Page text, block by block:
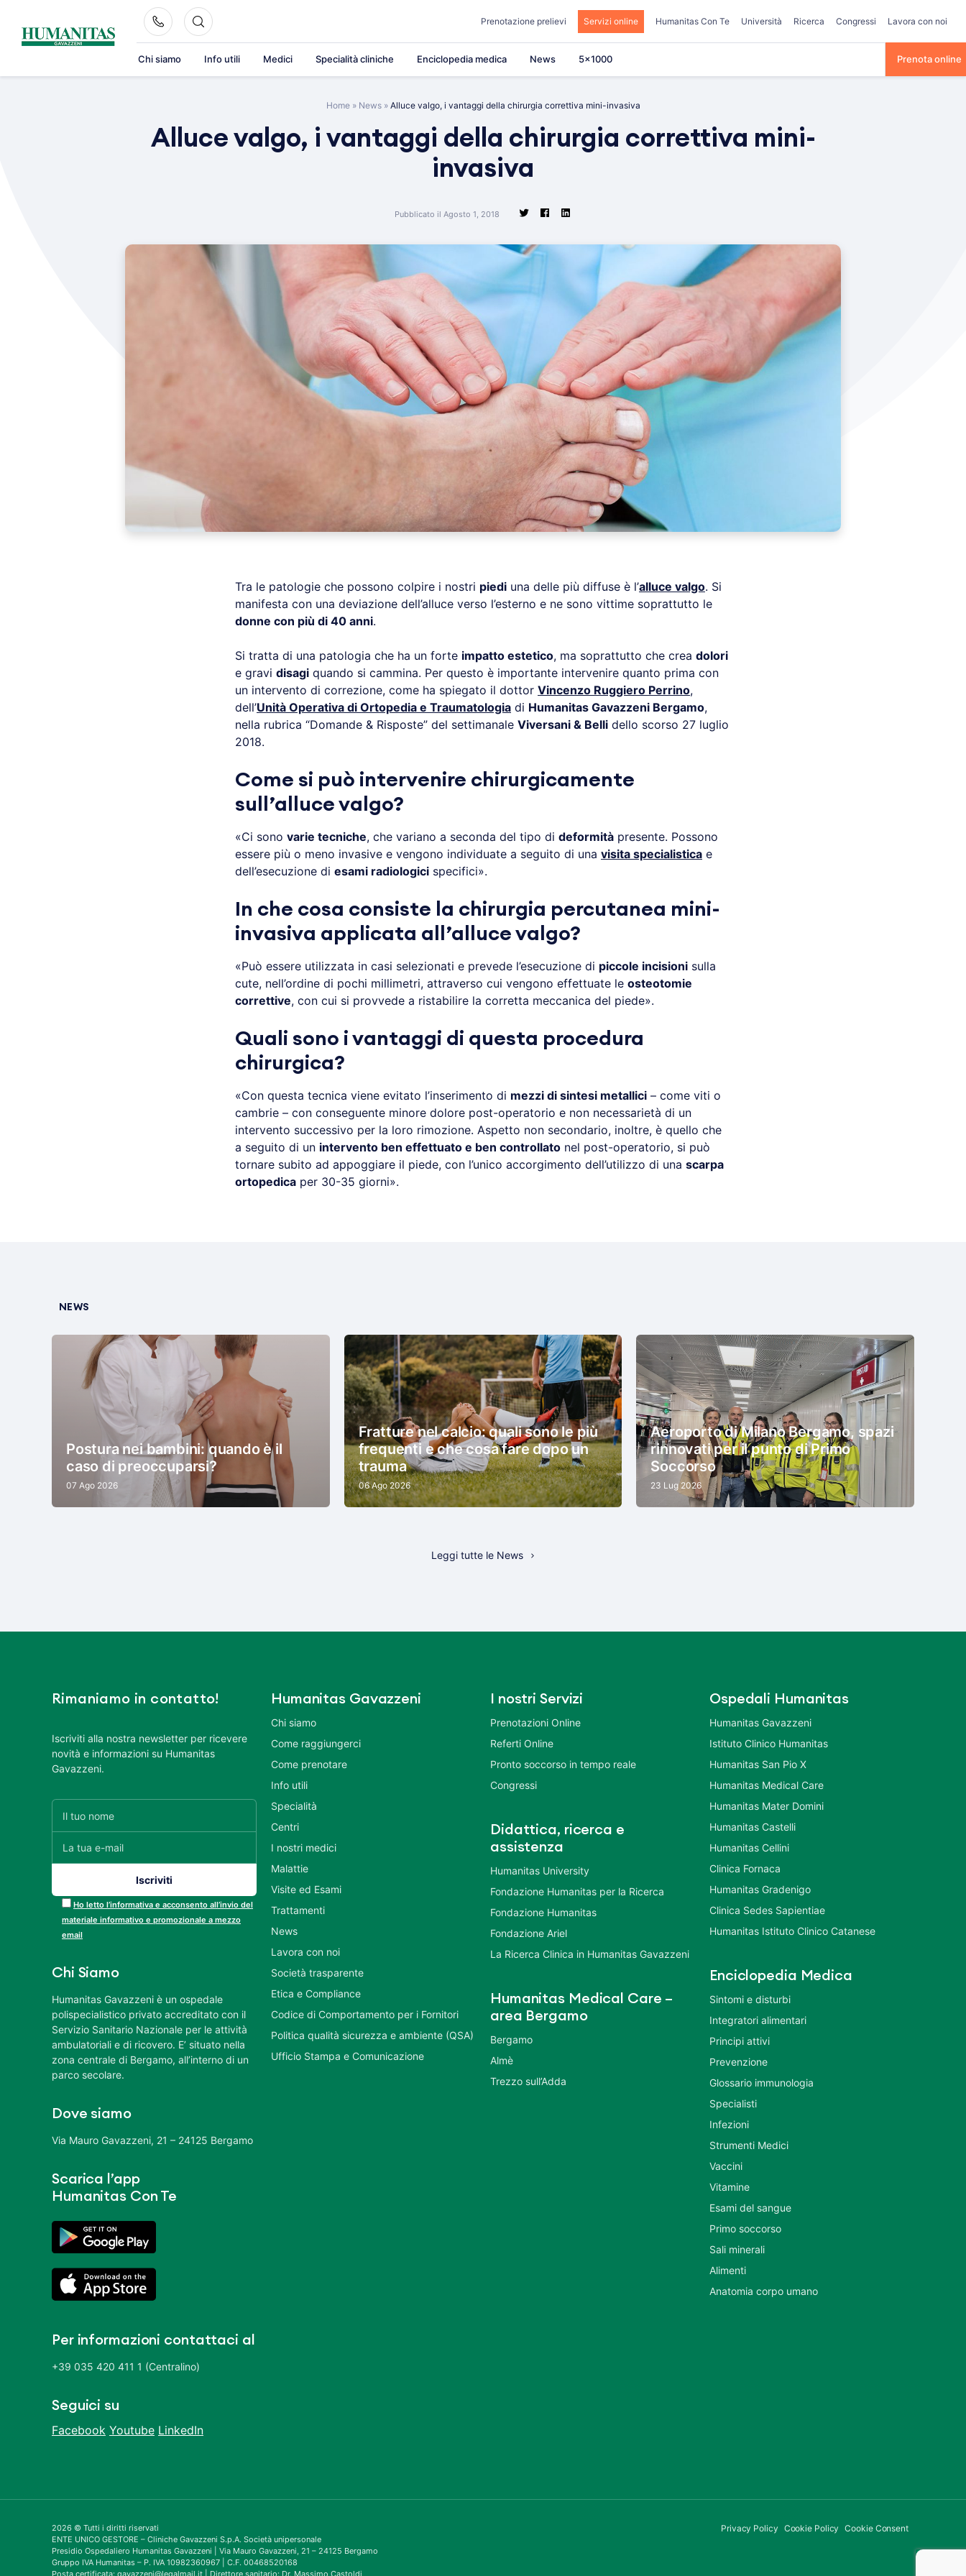
content
Prenotazione prelievi Servizi online Humanitas Con Te Università Ricerca Congressi Lavora con noi
Chi siamo Info utili Medici Specialità cliniche Enciclopedia medica News 5×1000 Prenota online
Home» News» Alluce valgo, i vantaggi della chirurgia correttiva mini-invasiva
Alluce valgo, i vantaggi della chirurgia correttiva mini-
invasiva
Pubblicato il Agosto 1, 2018
Tra le patologie che possono colpire i nostri piedi una delle più diffuse è l’alluce valgo. Si
manifesta con una deviazione dell’alluce verso l’esterno e ne sono vittime soprattutto le
donne con più di 40 anni.
Si tratta di una patologia che ha un forte impatto estetico, ma soprattutto che crea dolori
e gravi disagi quando si cammina. Per questo è importante intervenire quanto prima con
un intervento di correzione, come ha spiegato il dottor Vincenzo Ruggiero Perrino,
dell’Unità Operativa di Ortopedia e Traumatologia di Humanitas Gavazzeni Bergamo,
nella rubrica “Domande & Risposte” del settimanale Viversani & Belli dello scorso 27 luglio
2018.
Come si può intervenire chirurgicamente
sull’alluce valgo?
«Ci sono varie tecniche, che variano a seconda del tipo di deformità presente. Possono
essere più o meno invasive e vengono individuate a seguito di una visita specialistica e
dell’esecuzione di esami radiologici specifici».
In che cosa consiste la chirurgia percutanea mini-
invasiva applicata all’alluce valgo?
«Può essere utilizzata in casi selezionati e prevede l’esecuzione di piccole incisioni sulla
cute, nell’ordine di pochi millimetri, attraverso cui vengono effettuate le osteotomie
correttive, con cui si provvede a ristabilire la corretta meccanica del piede».
Quali sono i vantaggi di questa procedura
chirurgica?
«Con questa tecnica viene evitato l’inserimento di mezzi di sintesi metallici – come viti o
cambrie – con conseguente minore dolore post-operatorio e non necessarietà di un
intervento successivo per la loro rimozione. Aspetto non secondario, inoltre, è quello che
a seguito di un intervento ben effettuato e ben controllato nel post-operatorio, si può
tornare subito ad appoggiare il piede, con l’unico accorgimento dell’utilizzo di una scarpa
ortopedica per 30-35 giorni».
NEWS
Postura nei bambini: quando è il
caso di preoccuparsi?
07 Ago 2026
Fratture nel calcio: quali sono le più
frequenti e che cosa fare dopo un
trauma
06 Ago 2026
Aeroporto di Milano Bergamo, spazi
rinnovati per il punto di Primo
Soccorso
23 Lug 2026
Leggi tutte le News
Rimaniamo in contatto!
Iscriviti alla nostra newsletter per ricevere
novità e informazioni su Humanitas
Gavazzeni.
Ho letto l’informativa e acconsento all’invio del
materiale informativo e promozionale a mezzo
email
Chi Siamo
Humanitas Gavazzeni è un ospedale
polispecialistico privato accreditato con il
Servizio Sanitario Nazionale per le attività
ambulatoriali e di ricovero. E’ situato nella
zona centrale di Bergamo, all’interno di un
parco secolare.
Dove siamo
Via Mauro Gavazzeni, 21 – 24125 Bergamo
Scarica l’app
Humanitas Con Te
Per informazioni contattaci al
+39 035 420 411 1 (Centralino)
Seguici su
Facebook Youtube LinkedIn
Humanitas Gavazzeni
Chi siamo
Come raggiungerci
Come prenotare
Info utili
Specialità
Centri
I nostri medici
Malattie
Visite ed Esami
Trattamenti
News
Lavora con noi
Società trasparente
Etica e Compliance
Codice di Comportamento per i Fornitori
Politica qualità sicurezza e ambiente (QSA)
Ufficio Stampa e Comunicazione
I nostri Servizi
Prenotazioni Online
Referti Online
Pronto soccorso in tempo reale
Congressi
Didattica, ricerca e
assistenza
Humanitas University
Fondazione Humanitas per la Ricerca
Fondazione Humanitas
Fondazione Ariel
La Ricerca Clinica in Humanitas Gavazzeni
Humanitas Medical Care –
area Bergamo
Bergamo
Almè
Trezzo sull’Adda
Ospedali Humanitas
Humanitas Gavazzeni
Istituto Clinico Humanitas
Humanitas San Pio X
Humanitas Medical Care
Humanitas Mater Domini
Humanitas Castelli
Humanitas Cellini
Clinica Fornaca
Humanitas Gradenigo
Clinica Sedes Sapientiae
Humanitas Istituto Clinico Catanese
Enciclopedia Medica
Sintomi e disturbi
Integratori alimentari
Principi attivi
Prevenzione
Glossario immunologia
Specialisti
Infezioni
Strumenti Medici
Vaccini
Vitamine
Esami del sangue
Primo soccorso
Sali minerali
Alimenti
Anatomia corpo umano
2026 © Tutti i diritti riservati
ENTE UNICO GESTORE – Cliniche Gavazzeni S.p.A. Società unipersonale
Presidio Ospedaliero Humanitas Gavazzeni | Via Mauro Gavazzeni, 21 – 24125 Bergamo
Gruppo IVA Humanitas – P. IVA 10982360967 | C.F. 00468520168
Posta certificata: gavazzeni@legalmail.it | Direttore sanitario: Dr. Massimo Castoldi
Privacy Policy Cookie Policy Cookie Consent